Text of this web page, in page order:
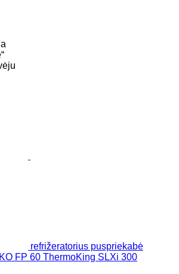
refrižeratorius puspriekabė
FP 60 ThermoKing SLXi 300